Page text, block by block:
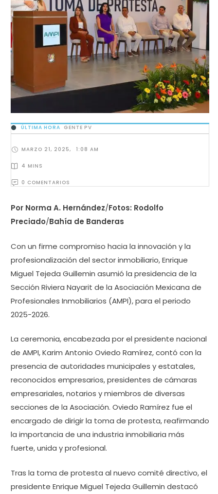
ÚLTIMA HORA GENTE PV
MARZO 21, 2025, 1:08 AM
4 MINS
0 COMENTARIOS
Por Norma A. Hernández/Fotos: Rodolfo
Preciado/Bahía de Banderas
Con un firme compromiso hacia la innovación y la
profesionalización del sector inmobiliario, Enrique
Miguel Tejeda Guillemin asumió la presidencia de la
Sección Riviera Nayarit de la Asociación Mexicana de
Profesionales Inmobiliarios (AMPI), para el periodo
2025-2026.
La ceremonia, encabezada por el presidente nacional
de AMPI, Karim Antonio Oviedo Ramírez, contó con la
presencia de autoridades municipales y estatales,
reconocidos empresarios, presidentes de cámaras
empresariales, notarios y miembros de diversas
secciones de la Asociación. Oviedo Ramírez fue el
encargado de dirigir la toma de protesta, reafirmando
la importancia de una industria inmobiliaria más
fuerte, unida y profesional.
Tras la toma de protesta al nuevo comité directivo, el
presidente Enrique Miguel Tejeda Guillemin destacó